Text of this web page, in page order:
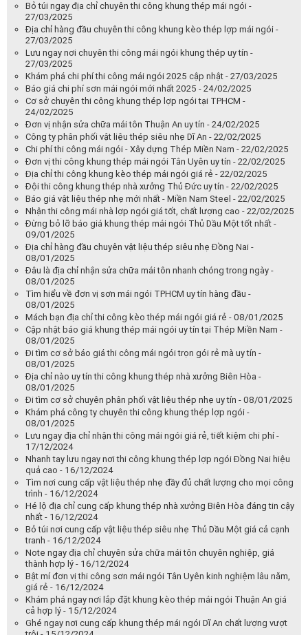
Bỏ túi ngay địa chỉ chuyên thi công khung thép mái ngói -
27/03/2025
Địa chỉ hàng đầu chuyên thi công khung kèo thép lợp mái ngói -
27/03/2025
Lưu ngay nơi chuyên thi công mái ngói khung thép uy tín -
27/03/2025
Khám phá chi phí thi công mái ngói 2025 cập nhật - 27/03/2025
Báo giá chi phí sơn mái ngói mới nhất 2025 - 24/02/2025
Cơ sở chuyên thi công khung thép lợp ngói tại TPHCM -
24/02/2025
Đơn vị nhận sửa chữa mái tôn Thuận An uy tín - 24/02/2025
Công ty phân phối vật liệu thép siêu nhẹ Dĩ An - 22/02/2025
Chi phí thi công mái ngói - Xây dựng Thép Miền Nam - 22/02/2025
Đơn vị thi công khung thép mái ngói Tân Uyên uy tín - 22/02/2025
Địa chỉ thi công khung kèo thép mái ngói giá rẻ - 22/02/2025
Đội thi công khung thép nhà xưởng Thủ Đức uy tín - 22/02/2025
Báo giá vật liệu thép nhẹ mới nhất - Miền Nam Steel - 22/02/2025
Nhận thi công mái nhà lợp ngói giá tốt, chất lượng cao - 22/02/2025
Đừng bỏ lỡ báo giá khung thép mái ngói Thủ Dầu Một tốt nhất -
09/01/2025
Địa chỉ hàng đầu chuyên vật liệu thép siêu nhẹ Đồng Nai -
08/01/2025
Đâu là địa chỉ nhận sửa chữa mái tôn nhanh chóng trong ngày -
08/01/2025
Tìm hiểu về đơn vị sơn mái ngói TPHCM uy tín hàng đầu -
08/01/2025
Mách bạn địa chỉ thi công kèo thép mái ngói giá rẻ - 08/01/2025
Cập nhật báo giá khung thép mái ngói uy tín tại Thép Miền Nam -
08/01/2025
Đi tìm cơ sở báo giá thi công mái ngói trọn gói rẻ mà uy tín -
08/01/2025
Địa chỉ nào uy tín thi công khung thép nhà xưởng Biên Hòa -
08/01/2025
Đi tìm cơ sở chuyên phân phối vật liệu thép nhẹ uy tín - 08/01/2025
Khám phá công ty chuyên thi công khung thép lợp ngói -
08/01/2025
Lưu ngay địa chỉ nhận thi công mái ngói giá rẻ, tiết kiệm chi phí -
17/12/2024
Nhanh tay lưu ngay nơi thi công khung thép lợp ngói Đồng Nai hiệu
quả cao - 16/12/2024
Tìm nơi cung cấp vật liệu thép nhẹ đầy đủ chất lượng cho mọi công
trình - 16/12/2024
Hé lộ địa chỉ cung cấp khung thép nhà xưởng Biên Hòa đáng tin cậy
nhất - 16/12/2024
Bỏ túi nơi cung cấp vật liệu thép siêu nhẹ Thủ Dầu Một giá cả cạnh
tranh - 16/12/2024
Note ngay địa chỉ chuyên sửa chữa mái tôn chuyên nghiệp, giá
thành hợp lý - 16/12/2024
Bật mí đơn vị thi công sơn mái ngói Tân Uyên kinh nghiệm lâu năm,
giá rẻ - 16/12/2024
Khám phá ngay nơi lắp đặt khung kèo thép mái ngói Thuận An giá
cả hợp lý - 15/12/2024
Ghé ngay nơi cung cấp khung thép mái ngói Dĩ An chất lượng vượt